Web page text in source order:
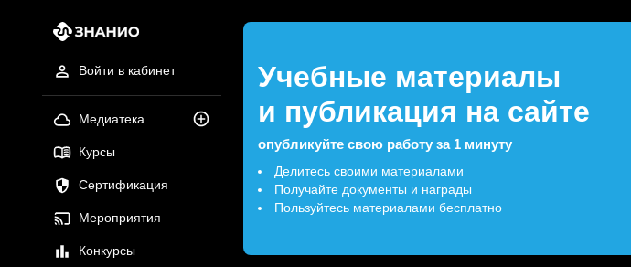
Войти в кабинет
Медиатека
Курсы
Сертификация
Мероприятия
Конкурсы
Учебные материалы
и публикация на сайте
опубликуйте свою работу за 1 минуту
Делитесь своими материалами
Получайте документы и награды
Пользуйтесь материалами бесплатно